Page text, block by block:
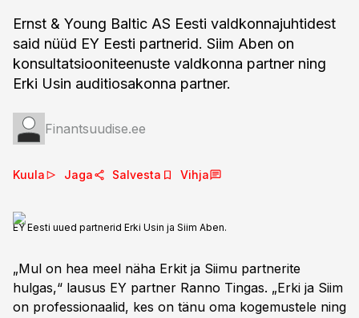
Ernst & Young Baltic AS Eesti valdkonnajuhtidest
said nüüd EY Eesti partnerid. Siim Aben on
konsultatsiooniteenuste valdkonna partner ning
Erki Usin auditiosakonna partner.
Finantsuudise.ee
Kuula Jaga Salvesta Vihja
EY Eesti uued partnerid Erki Usin ja Siim Aben.
„Mul on hea meel näha Erkit ja Siimu partnerite
hulgas,“ lausus EY partner Ranno Tingas. „Erki ja Siim
on professionaalid, kes on tänu oma kogemustele ning